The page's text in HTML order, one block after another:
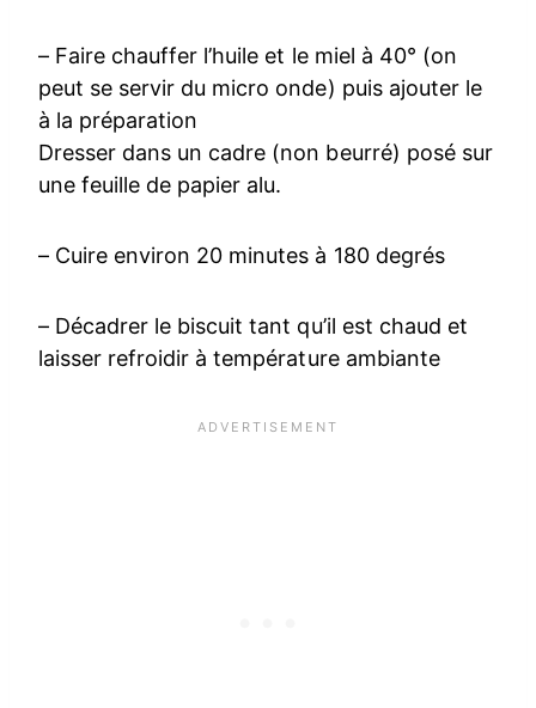
– Faire chauffer l’huile et le miel à 40° (on
peut se servir du micro onde) puis ajouter le
à la préparation
Dresser dans un cadre (non beurré) posé sur
une feuille de papier alu.
– Cuire environ 20 minutes à 180 degrés
– Décadrer le biscuit tant qu’il est chaud et
laisser refroidir à température ambiante